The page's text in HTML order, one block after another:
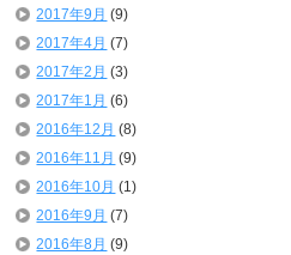
2017年9月 (9)
2017年4月 (7)
2017年2月 (3)
2017年1月 (6)
2016年12月 (8)
2016年11月 (9)
2016年10月 (1)
2016年9月 (7)
2016年8月 (9)